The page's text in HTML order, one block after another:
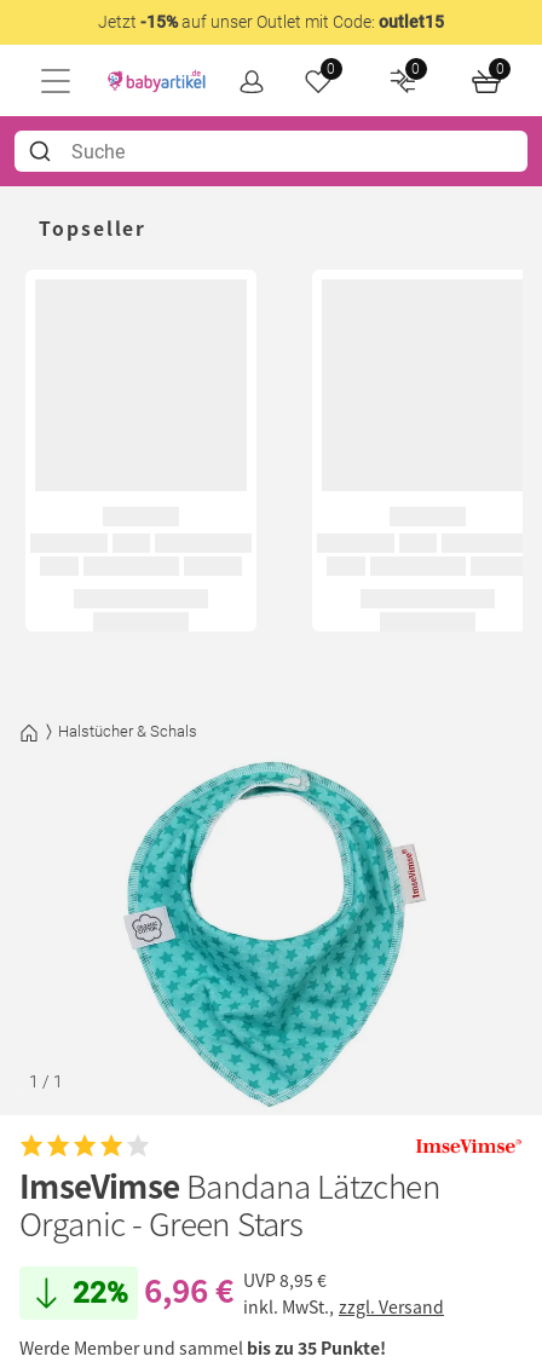
Jetzt -15%auf unser Outlet mit Code: outlet15
0 0 0
Topseller
Halstücher & Schals
1 / 1
ImseVimse Bandana Lätzchen
Organic - Green Stars
22% 6,96 € UVP8,95 €
inkl. MwSt., zzgl. Versand
Werde Member und sammel bis zu 35 Punkte!